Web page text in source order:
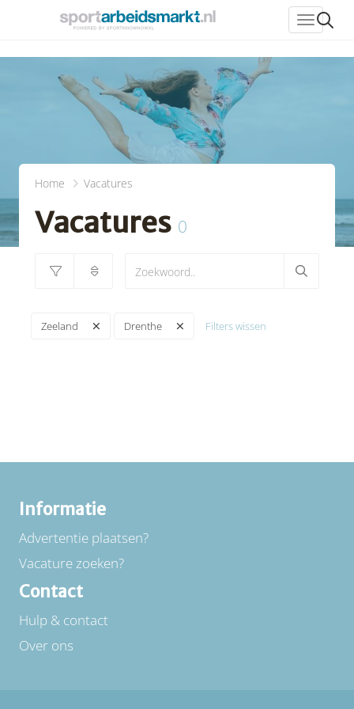
Home Vacatures
Vacatures 0
Zeeland Drenthe Filters wissen
Informatie
Advertentie plaatsen?
Vacature zoeken?
Contact
Hulp & contact
Over ons